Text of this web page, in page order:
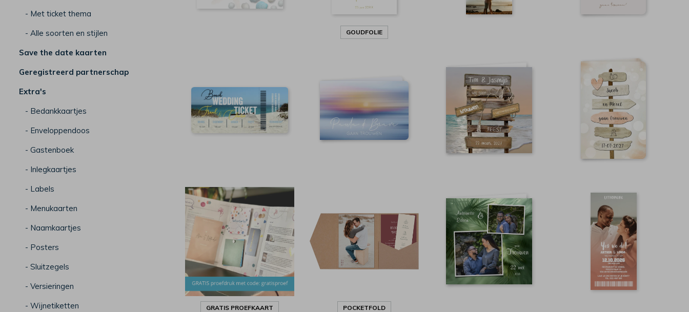
- Met ticket thema
- Alle soorten en stijlen
Save the date kaarten
Geregistreerd partnerschap
Extra's
- Bedankkaartjes
- Enveloppendoos
- Gastenboek
- Inlegkaartjes
- Labels
- Menukaarten
- Naamkaartjes
- Posters
- Sluitzegels
- Versieringen
- Wijnetiketten
GOUDFOLIE
GRATIS PROEFKAART POCKETFOLD